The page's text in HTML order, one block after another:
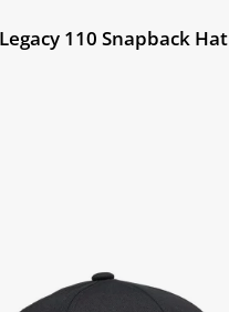
110 Snapback Hat